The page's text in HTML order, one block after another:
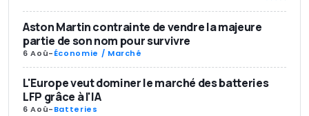
Aston Martin contrainte de vendre la majeure
partie de son nom pour survivre
6 Aoû-Économie / Marché
L'Europe veut dominer le marché des batteries
LFP grâce à l'IA
6 Aoû-Batteries